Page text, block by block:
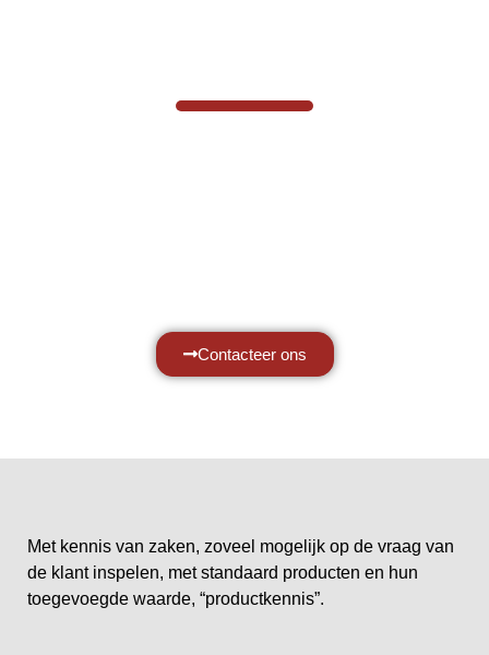
Contacteer ons
Met kennis van zaken, zoveel mogelijk op de vraag van
de klant inspelen, met standaard producten en hun
toegevoegde waarde, “productkennis”.